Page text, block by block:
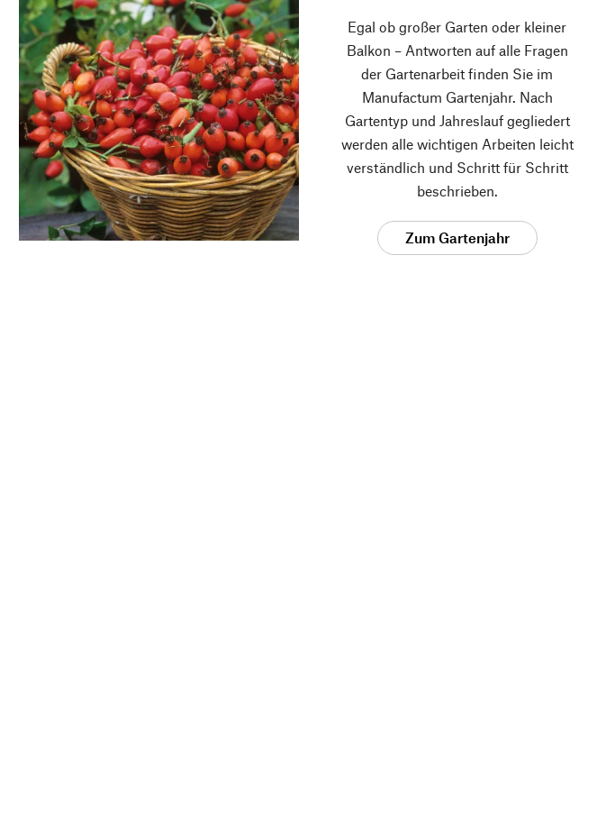
Egal ob großer Garten oder kleiner
Balkon – Antworten auf alle Fragen
der Gartenarbeit finden Sie im
Manufactum Gartenjahr. Nach
Gartentyp und Jahreslauf gegliedert
werden alle wichtigen Arbeiten leicht
verständlich und Schritt für Schritt
beschrieben.
Zum Gartenjahr